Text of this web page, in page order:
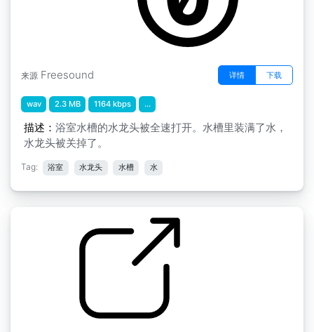
来源 Freesound 详情 下载
wav 2.3 MB 1164 kbps ...
描述： 浴室水槽的水龙头被全速打开。水槽里装满了水，
水龙头被关掉了。
Tag: 浴室 水龙头 水槽 水